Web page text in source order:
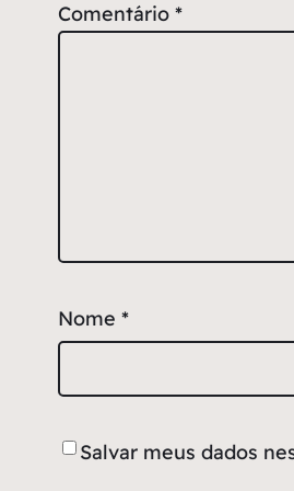
Comentário *
Nome *
Salvar meus dados